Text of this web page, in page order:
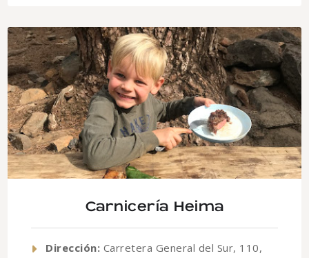
Carnicería Heima
Dirección: Carretera General del Sur, 110,